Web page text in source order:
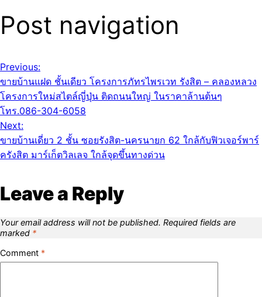
Post navigation
Previous:
ขายบ้านแฝด ชั้นเดียว โครงการภัทรไพรเวท รังสิต – คลองหลวง
โครงการใหม่สไตล์ญี่ปุ่น ติดถนนใหญ่ ในราคาล้านต้นๆ
โทร.086-304-6058
Next:
ขายบ้านเดี่ยว 2 ชั้น ซอยรังสิต-นครนายก 62 ใกล้กับฟิวเจอร์พาร์
ครังสิต มาร์เก็ตวิลเลจ ใกล้จุดขึ้นทางด่วน
Leave a Reply
Your email address will not be published. Required fields are
marked *
Comment *